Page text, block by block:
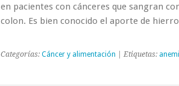
en pacientes con cánceres que sangran
colon. Es bien conocido el aporte de
Categorías: Cáncer y alimentación | Etiquetas: